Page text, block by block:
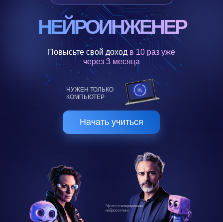
НЕЙРОИНЖЕНЕР
Повысьте свой доход в 10 раз уже
через 3 месяца
Начать учиться
НУЖЕН ТОЛЬКО
КОМПЬЮТЕР
*фото сгенерировано
нейросетями